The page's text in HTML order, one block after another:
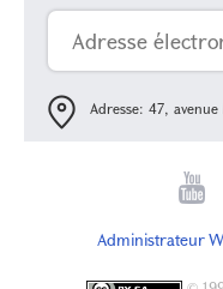
Adresse: 47,
Administrateur